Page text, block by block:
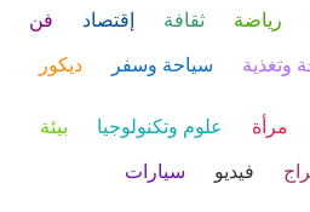
رياضة ثقافة إقتصاد فن
وتغذية سياحة وسفر ديكور
مرأة علوم وتكنولوجيا بيئة
فيديو سيارات